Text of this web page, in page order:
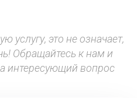
услугу, это не означает,
Обращайтесь к нам и
интересующий вопрос